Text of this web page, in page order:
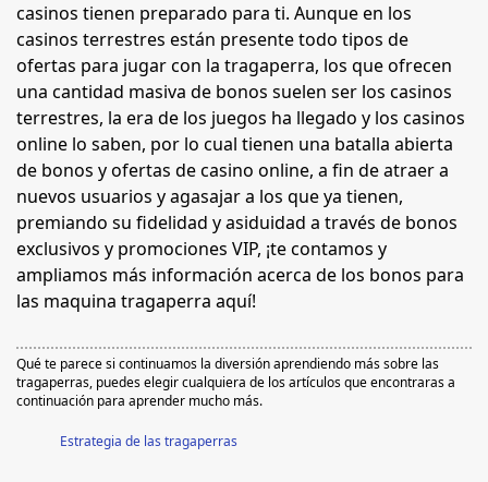
casinos tienen preparado para ti. Aunque en los
casinos terrestres están presente todo tipos de
ofertas para jugar con la tragaperra, los que ofrecen
una cantidad masiva de bonos suelen ser los casinos
terrestres, la era de los juegos ha llegado y los casinos
online lo saben, por lo cual tienen una batalla abierta
de bonos y ofertas de casino online, a fin de atraer a
nuevos usuarios y agasajar a los que ya tienen,
premiando su fidelidad y asiduidad a través de bonos
exclusivos y promociones VIP, ¡te contamos y
ampliamos más información acerca de los bonos para
las maquina tragaperra aquí!
Qué te parece si continuamos la diversión aprendiendo más sobre las
tragaperras, puedes elegir cualquiera de los artículos que encontraras a
continuación para aprender mucho más.
Estrategia de las tragaperras